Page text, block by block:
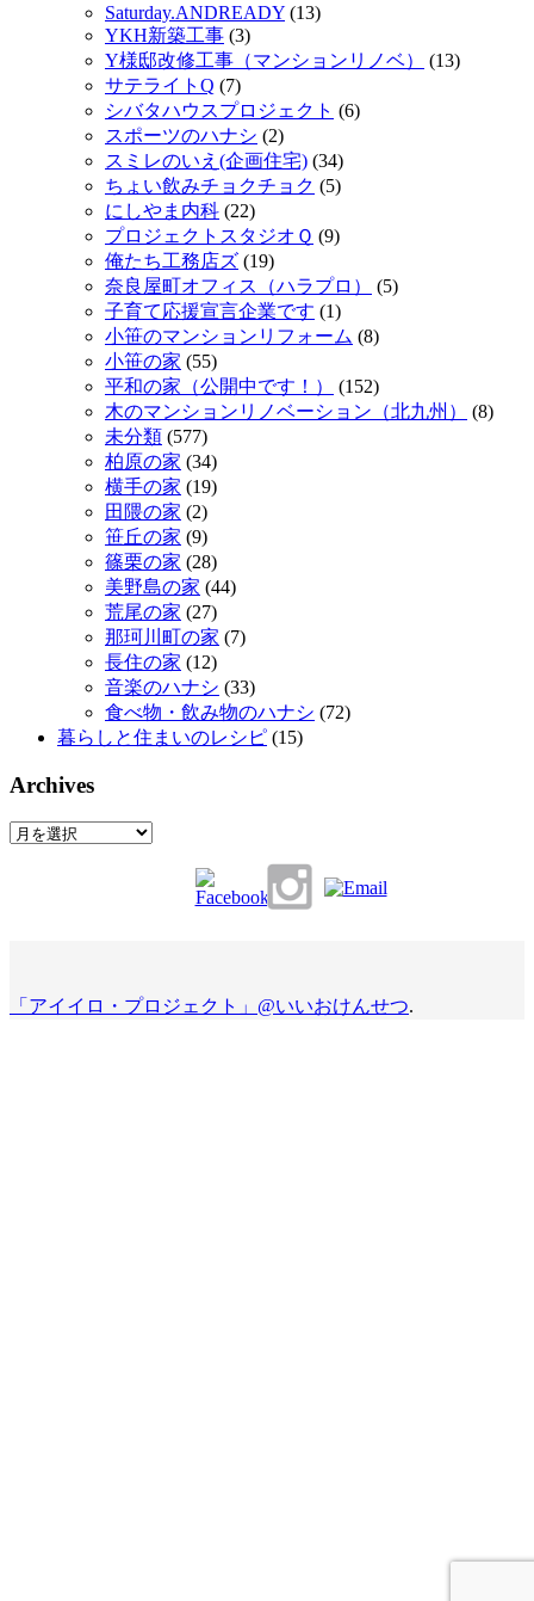
Saturday.ANDREADY (13)
YKH新築工事 (3)
Y様邸改修工事（マンションリノベ）
(13)
サテライトQ (7)
シバタハウスプロジェクト (6)
スポーツのハナシ (2)
スミレのいえ(企画住宅) (34)
ちょい飲みチョクチョク (5)
にしやま内科 (22)
プロジェクトスタジオＱ (9)
俺たち工務店ズ (19)
奈良屋町オフィス（ハラプロ）
(5)
子育て応援宣言企業です (1)
小笹のマンションリフォーム (8)
小笹の家 (55)
平和の家（公開中です！）
(152)
木のマンションリノベーション（北九州）
(8)
未分類 (577)
柏原の家 (34)
横手の家 (19)
田隈の家 (2)
笹丘の家 (9)
篠栗の家 (28)
美野島の家 (44)
荒尾の家 (27)
那珂川町の家 (7)
長住の家 (12)
音楽のハナシ (33)
食べ物・飲み物のハナシ (72)
暮らしと住まいのレシピ (15)
Archives
Archives
「アイイロ・プロジェクト」@いいおけんせつ.